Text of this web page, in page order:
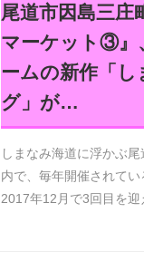
尾道市因島三庄
マーケット③』
ームの新作「
グ」が…
しまなみ海道に浮かぶ
内で、毎年開催されてい
2017年12月で3回目を